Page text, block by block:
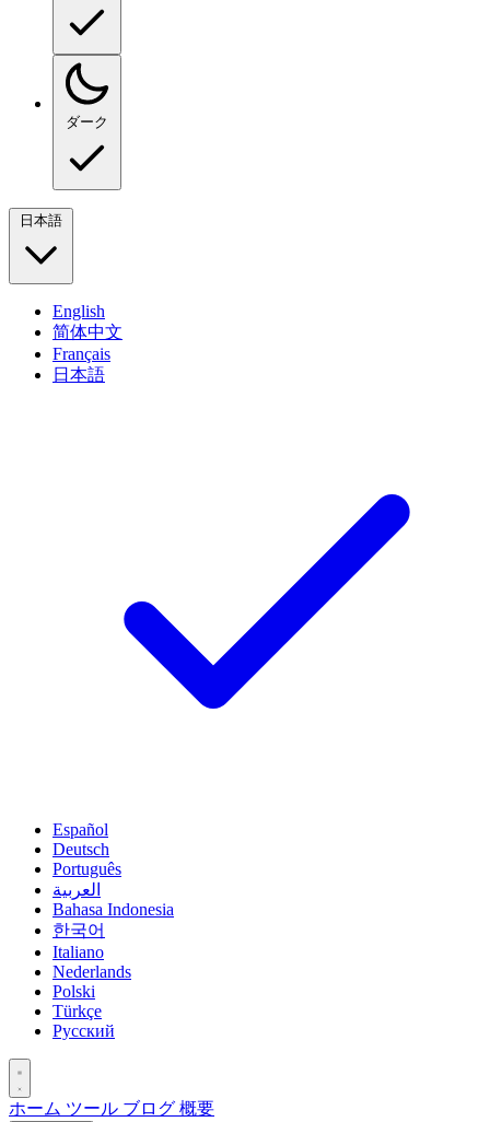
ダーク
日本語
English
简体中文
Français
日本語
Español
Deutsch
Português
العربية
Bahasa Indonesia
한국어
Italiano
Nederlands
Polski
Türkçe
Русский
ホーム ツール ブログ 概要